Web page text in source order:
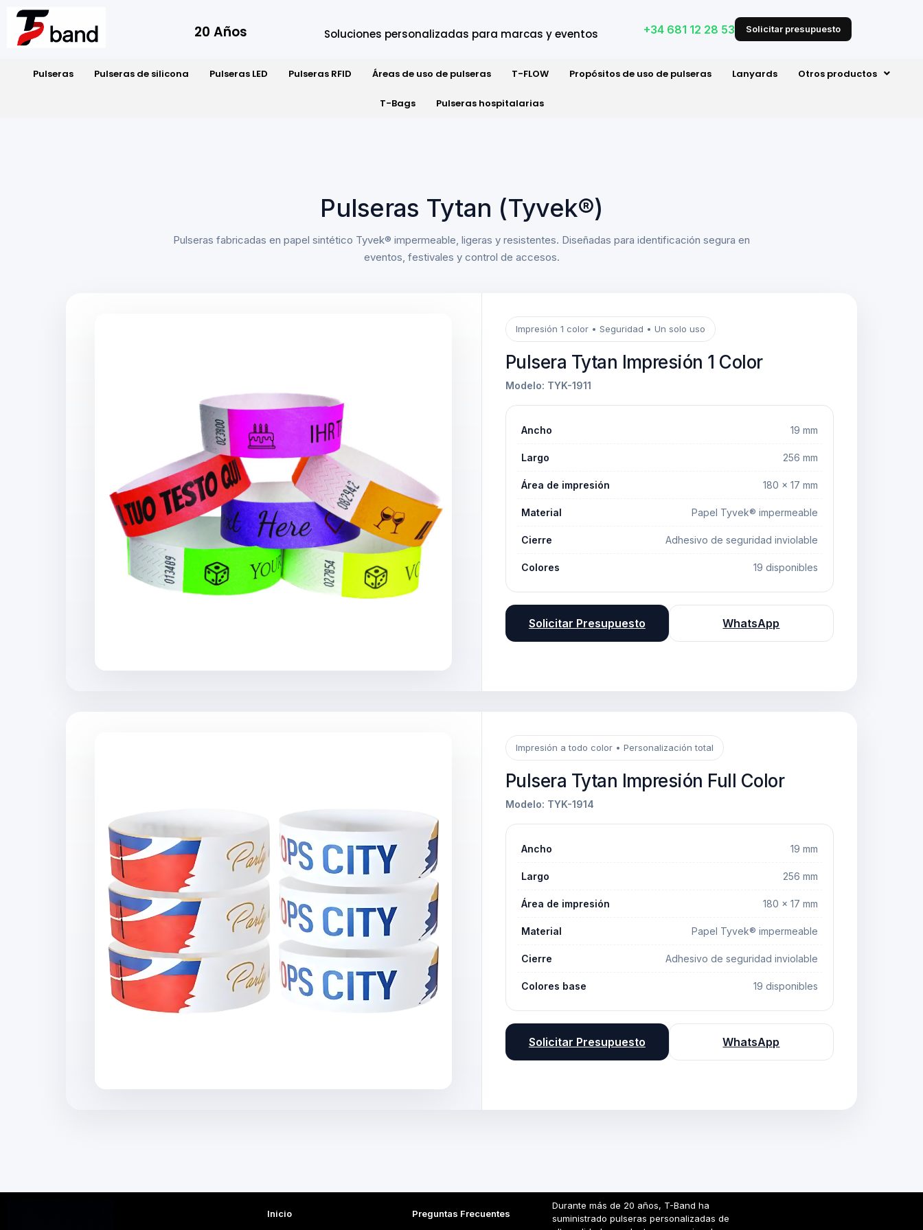
20 Años Soluciones personalizadas para marcas y eventos +34 681 12 28 53 Solicitar presupuesto
Pulseras Pulseras de silicona Pulseras LED Pulseras RFID Áreas de uso de pulseras T-FLOW Propósitos de uso de pulseras Lanyards Otros productos
T-Bags Pulseras hospitalarias
Pulseras Tytan (Tyvek®)
Pulseras fabricadas en papel sintético Tyvek® impermeable, ligeras y resistentes. Diseñadas para identificación segura en
eventos, festivales y control de accesos.
Impresión 1 color • Seguridad • Un solo uso
Pulsera Tytan Impresión 1 Color
Modelo: TYK-1911
Ancho 19 mm
Largo 256 mm
Área de impresión 180 × 17 mm
Material Papel Tyvek® impermeable
Cierre Adhesivo de seguridad inviolable
Colores 19 disponibles
Solicitar Presupuesto WhatsApp
Impresión a todo color • Personalización total
Pulsera Tytan Impresión Full Color
Modelo: TYK-1914
Ancho 19 mm
Largo 256 mm
Área de impresión 180 × 17 mm
Material Papel Tyvek® impermeable
Cierre Adhesivo de seguridad inviolable
Colores base 19 disponibles
Solicitar Presupuesto WhatsApp
Inicio Preguntas Frecuentes
Durante más de 20 años, T-Band ha
suministrado pulseras personalizadas de